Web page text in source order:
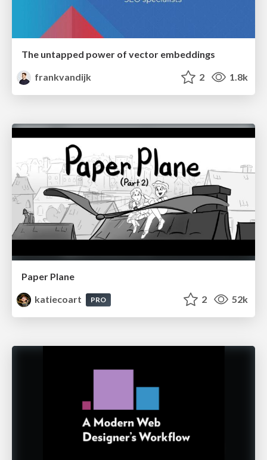
The untapped power of vector embeddings
frankvandijk
2 1.8k
Paper Plane
katiecoart
PRO 2 52k